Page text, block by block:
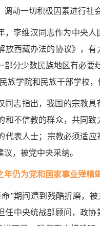
动一切积极因素进行社
，李维汉同志作为中央
放西藏办法的协议》，
部分少数民族地区有必
族学院和民族干部学校
同志指出，我国的宗教
和不信教的群众，共同
代表人士；宗教必须适
，被党中央采纳。
年仍为党和国家事业殚精
”期间遭到残酷折磨，
任中央统战部顾问，政